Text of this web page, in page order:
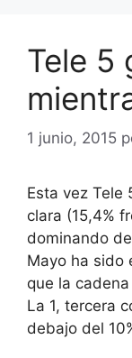
Tele 5
1 junio, 2015
Esta vez Tele
clara (15,4%
dominando
Mayo ha sido
que la
La 1, tercera
debajo del